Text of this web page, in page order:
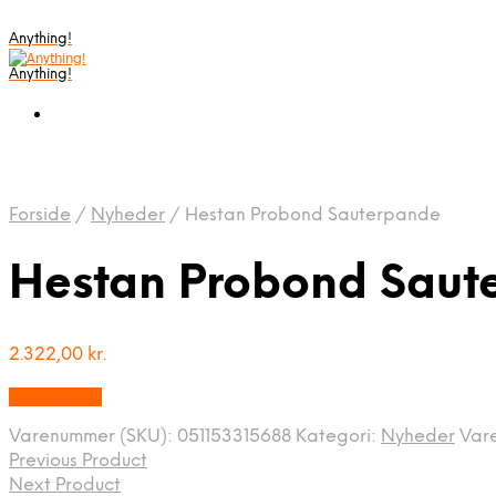
Anything!
Anything!
Forside / Nyheder / Hestan Probond Sauterpande
Hestan Probond
2.322,00 kr.
Varenummer (SKU): 051153315688 Kategori: Nyheder
Previous Product
Next Product